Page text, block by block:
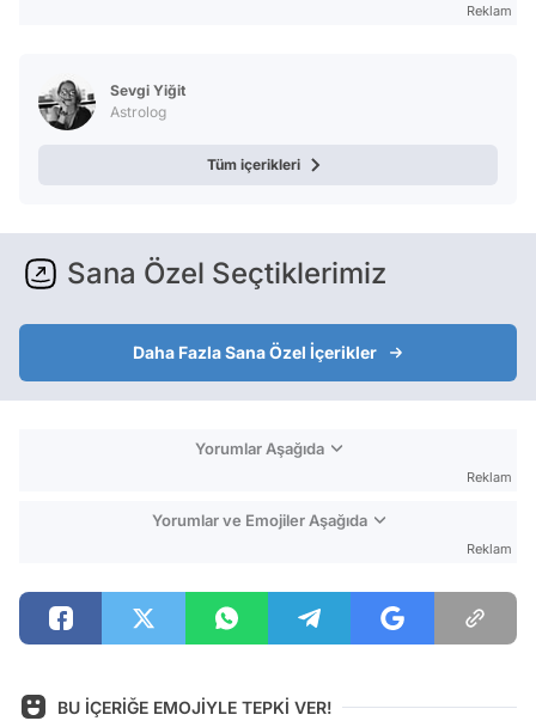
Reklam
Sevgi Yiğit
Astrolog
Tüm içerikleri
Sana Özel Seçtiklerimiz
Daha Fazla Sana Özel İçerikler
Yorumlar Aşağıda
Reklam
Yorumlar ve Emojiler Aşağıda
Reklam
BU İÇERİĞE EMOJİYLE TEPKİ VER!